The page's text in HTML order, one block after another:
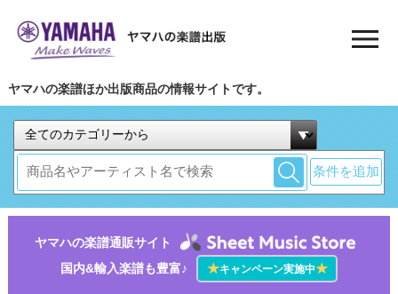
ヤマハの楽譜ほか出版商品の情報サイトです。
条件を追加
ヤマハの楽譜通販サイト
国内&輸入楽譜も豊富♪
★キャンペーン実施中★